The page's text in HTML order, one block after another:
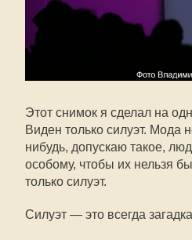
Этот снимок я сделал на
Виден только силуэт. Мода
нибудь, допускаю такое,
особому, чтобы их нельзя
только силуэт.
Силуэт — это всегда